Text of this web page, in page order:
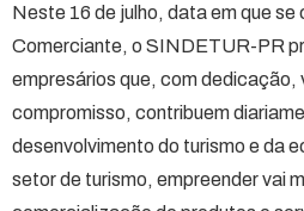
Neste 16 de julho, data em que se
Comerciante, o SINDETUR-PR
empresários que, com dedicação,
compromisso, contribuem
desenvolvimento do turismo e da
setor de turismo, empreender vai